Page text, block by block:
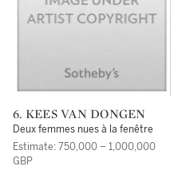
6. KEES VAN DONGEN
Deux femmes nues à la fenêtre
Estimate: 750,000 – 1,000,000
GBP